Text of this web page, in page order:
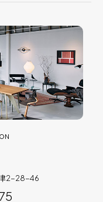
2-28-46